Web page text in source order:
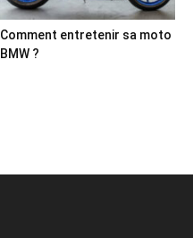
Comment entretenir sa moto
BMW ?